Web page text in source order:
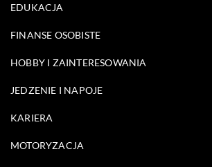
EDUKACJA
FINANSE OSOBISTE
HOBBY I ZAINTERESOWANIA
JEDZENIE I NAPOJE
KARIERA
MOTORYZACJA